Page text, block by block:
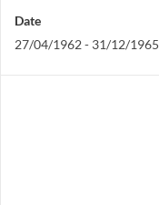
Date
27/04/1962 - 31/12/1965